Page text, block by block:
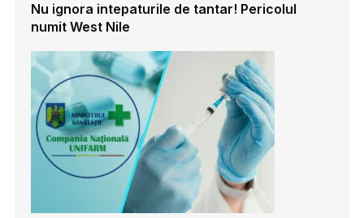
Nu ignora intepaturile de tantar! Pericolul
numit West Nile